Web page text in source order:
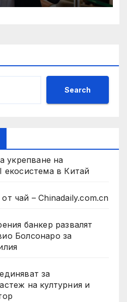
Search
укрепване на
екосистема в Китай
чай – Chinadaily.com.cn
банкер развалят
Болсонаро за
за
на културния и